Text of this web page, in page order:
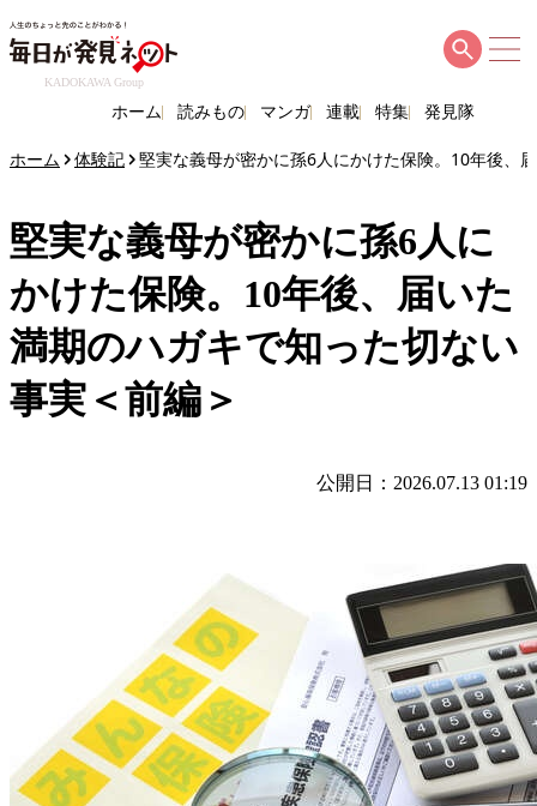
KADOKAWA Group
ホーム 読みもの マンガ 連載 特集 発見隊
ホーム 体験記 堅実な義母が密かに孫6人にかけた保険。10年後、
堅実な義母が密かに孫6人に
かけた保険。10年後、届いた
満期のハガキで知った切ない
事実＜前編＞
公開日：2026.07.13 01:19